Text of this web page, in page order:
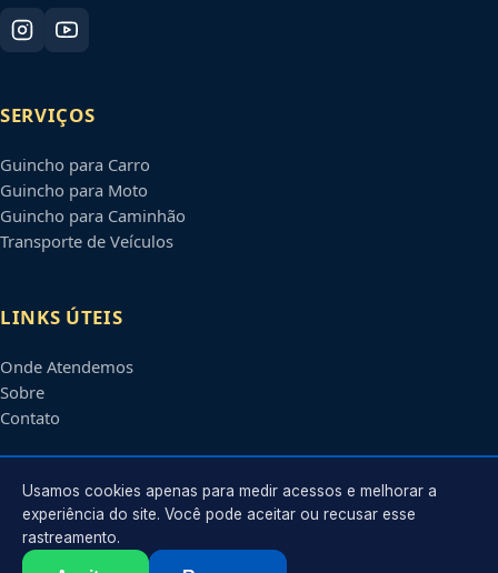
SERVIÇOS
Guincho para Carro
Guincho para Moto
Guincho para Caminhão
Transporte de Veículos
LINKS ÚTEIS
Onde Atendemos
Sobre
Contato
CONTATO
Atendimento em
contato@guinchosaojosedoriopreto.com.br
Usamos cookies apenas para medir acessos e melhorar a
experiência do site. Você pode aceitar ou recusar esse
rastreamento.